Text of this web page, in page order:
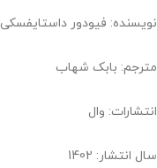
نویسنده: فیودور داستایفسکی
مترجم: بابک شهاب
انتشارات: وال
سال انتشار: 1402